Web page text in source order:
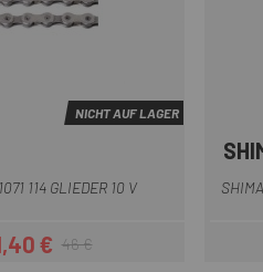
NICHT AUF LAGER
114 GLIEDER 10 V
Preis
€
Regulärer Preis
46 €